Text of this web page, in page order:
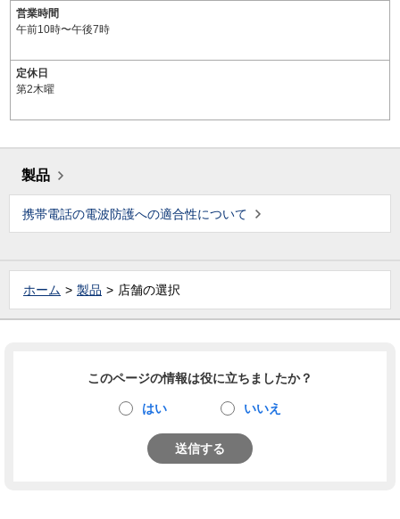
営業時間
午前10時〜午後7時
定休日
第2木曜
製品
携帯電話の電波防護への適合性について
ホーム 製品 店舗の選択
このページの情報は役に立ちましたか？
はい いいえ
送信する